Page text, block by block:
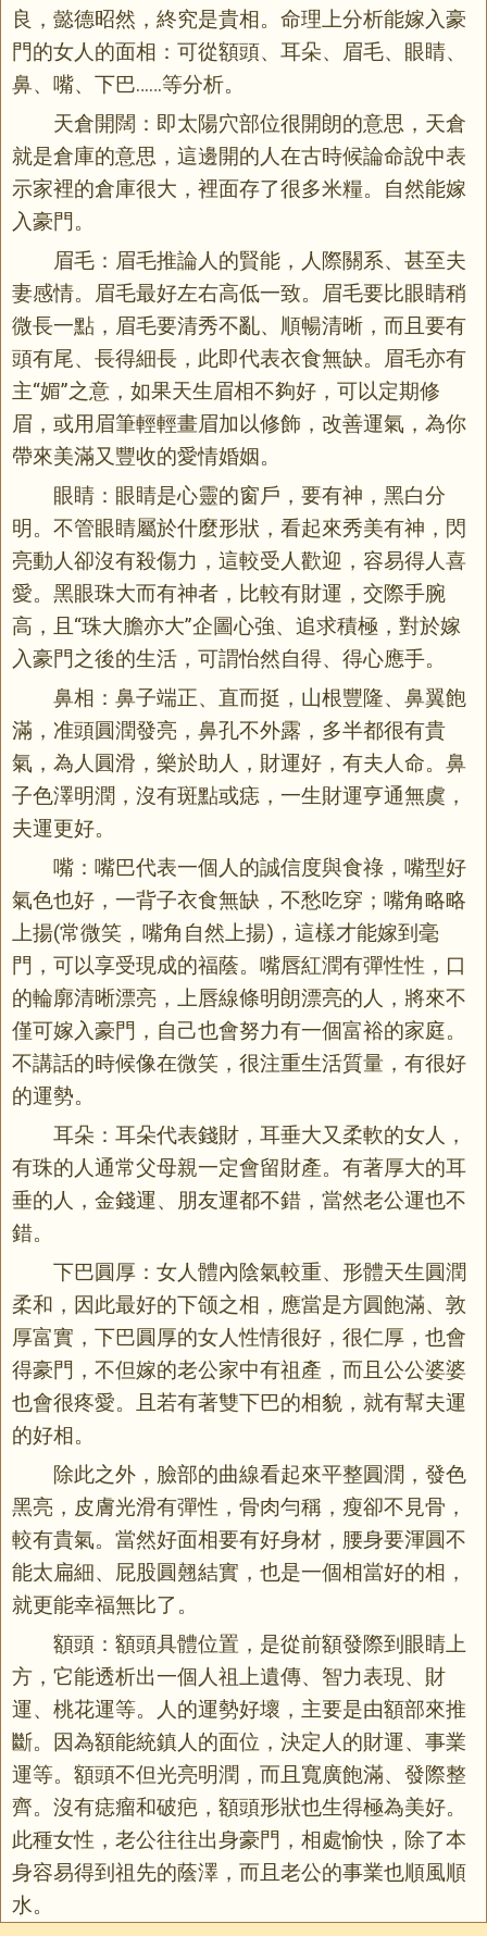
良，懿德昭然，終究是貴相。命理上分析能嫁入豪
門的女人的面相：可從額頭、耳朵、眉毛、眼睛、
鼻、嘴、下巴……等分析。
天倉開闊：即太陽穴部位很開朗的意思，天倉
就是倉庫的意思，這邊開的人在古時候論命說中表
示家裡的倉庫很大，裡面存了很多米糧。自然能嫁
入豪門。
眉毛：眉毛推論人的賢能，人際關系、甚至夫
妻感情。眉毛最好左右高低一致。眉毛要比眼睛稍
微長一點，眉毛要清秀不亂、順暢清晰，而且要有
頭有尾、長得細長，此即代表衣食無缺。眉毛亦有
主“媚”之意，如果天生眉相不夠好，可以定期修
眉，或用眉筆輕輕畫眉加以修飾，改善運氣，為你
帶來美滿又豐收的愛情婚姻。
眼睛：眼睛是心靈的窗戶，要有神，黑白分
明。不管眼睛屬於什麼形狀，看起來秀美有神，閃
亮動人卻沒有殺傷力，這較受人歡迎，容易得人喜
愛。黑眼珠大而有神者，比較有財運，交際手腕
高，且“珠大膽亦大”企圖心強、追求積極，對於嫁
入豪門之後的生活，可謂怡然自得、得心應手。
鼻相：鼻子端正、直而挺，山根豐隆、鼻翼飽
滿，准頭圓潤發亮，鼻孔不外露，多半都很有貴
氣，為人圓滑，樂於助人，財運好，有夫人命。鼻
子色澤明潤，沒有斑點或痣，一生財運亨通無虞，
夫運更好。
嘴：嘴巴代表一個人的誠信度與食祿，嘴型好
氣色也好，一背子衣食無缺，不愁吃穿；嘴角略略
上揚(常微笑，嘴角自然上揚)，這樣才能嫁到毫
門，可以享受現成的福蔭。嘴唇紅潤有彈性性，口
的輪廓清晰漂亮，上唇線條明朗漂亮的人，將來不
僅可嫁入豪門，自己也會努力有一個富裕的家庭。
不講話的時候像在微笑，很注重生活質量，有很好
的運勢。
耳朵：耳朵代表錢財，耳垂大又柔軟的女人，
有珠的人通常父母親一定會留財產。有著厚大的耳
垂的人，金錢運、朋友運都不錯，當然老公運也不
錯。
下巴圓厚：女人體內陰氣較重、形體天生圓潤
柔和，因此最好的下颌之相，應當是方圓飽滿、敦
厚富實，下巴圓厚的女人性情很好，很仁厚，也會
得豪門，不但嫁的老公家中有祖產，而且公公婆婆
也會很疼愛。且若有著雙下巴的相貌，就有幫夫運
的好相。
除此之外，臉部的曲線看起來平整圓潤，發色
黑亮，皮膚光滑有彈性，骨肉勻稱，瘦卻不見骨，
較有貴氣。當然好面相要有好身材，腰身要渾圓不
能太扁細、屁股圓翹結實，也是一個相當好的相，
就更能幸福無比了。
額頭：額頭具體位置，是從前額發際到眼睛上
方，它能透析出一個人祖上遺傳、智力表現、財
運、桃花運等。人的運勢好壞，主要是由額部來推
斷。因為額能統鎮人的面位，決定人的財運、事業
運等。額頭不但光亮明潤，而且寬廣飽滿、發際整
齊。沒有痣瘤和破疤，額頭形狀也生得極為美好。
此種女性，老公往往出身豪門，相處愉快，除了本
身容易得到祖先的蔭澤，而且老公的事業也順風順
水。